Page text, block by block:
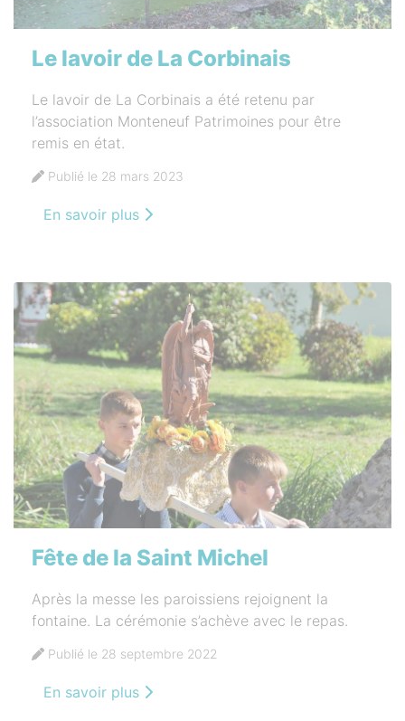
Le lavoir de La Corbinais
Le lavoir de La Corbinais a été retenu par
l’association Monteneuf Patrimoines pour être
remis en état.
Publié le 28 mars 2023
En savoir plus
Fête de la Saint Michel
Après la messe les paroissiens rejoignent la
fontaine. La cérémonie s’achève avec le repas.
Publié le 28 septembre 2022
En savoir plus